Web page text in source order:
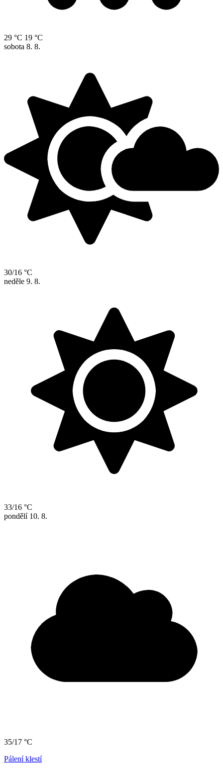
29 °C 19 °C
sobota 8. 8.
30/16 °C
neděle 9. 8.
33/16 °C
pondělí 10. 8.
35/17 °C
Pálení klestí